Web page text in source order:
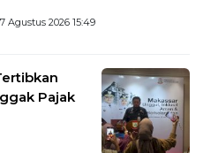
Agustus 2026 15:49
Pajak